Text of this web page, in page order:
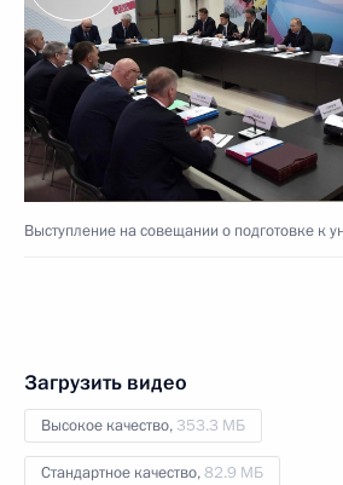
Выступление на совещании о подготовке к
Загрузить видео
Высокое качество, 353.3 МБ
Стандартное качество,82.9 МБ